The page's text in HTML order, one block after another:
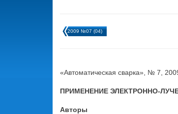
2009 №07 (04)
«Автоматическая сварка», № 7,
ПРИМЕНЕНИЕ ЭЛЕКТРОННО-
Авторы